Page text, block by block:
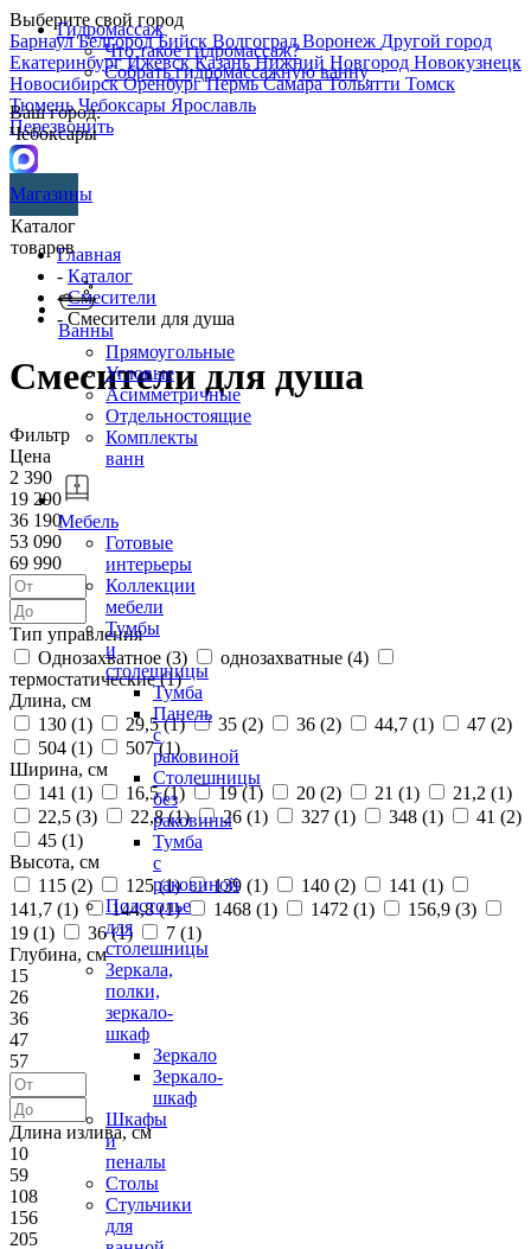
Выберите свой город
БарнаулБелгородБийск ВолгоградВоронеж Другой город
ЕкатеринбургИжевскКазаньНижний Новгород Новокузнецк
НовосибирскОренбургПермьСамараТольятти Томск
ТюменьЧебоксары Ярославль
Перезвонить
Гидромассаж
Что такое гидромассаж?
Собрать гидромассажную ванну
Ваш город:
Чебоксары
Магазины
Каталог
товаров
Ванны
Прямоугольные
Угловые
Асимметричные
Отдельностоящие
Комплекты
ванн
Мебель
Готовые
интерьеры
Коллекции
мебели
Тумбы
и
столешницы
Тумба
Панель
с
раковиной
Столешницы
без
раковины
Тумба
с
раковиной
Подстолье
для
столешницы
Зеркала,
полки,
зеркало-
шкаф
Зеркало
Зеркало-
шкаф
Шкафы
и
пеналы
Столы
Стульчики
для
Главная
- Каталог
-Смесители
- Смесители для душа
Смесители для душа
Фильтр
Цена
2 390
19 290
36 190
53 090
69 990
Тип управления
Однозахватное (3) однозахватные (4)
термостатические (1)
Длина, см
130 (1) 29,5 (1) 35 (2) 36 (2) 44,7 (1) 47 (2)
504 (1) 507 (1)
Ширина, см
141 (1) 16,5 (1) 19 (1) 20 (2) 21 (1) 21,2 (1)
22,5 (3) 22,8 (1) 26 (1) 327 (1) 348 (1) 41 (2)
45 (1)
Высота, см
115 (2) 125 (1) 139 (1) 140 (2) 141 (1)
141,7 (1) 144,8 (1) 1468 (1) 1472 (1) 156,9 (3)
19 (1) 36 (1) 7 (1)
Глубина, см
15
26
36
47
57
Длина излива, см
10
59
108
156
205